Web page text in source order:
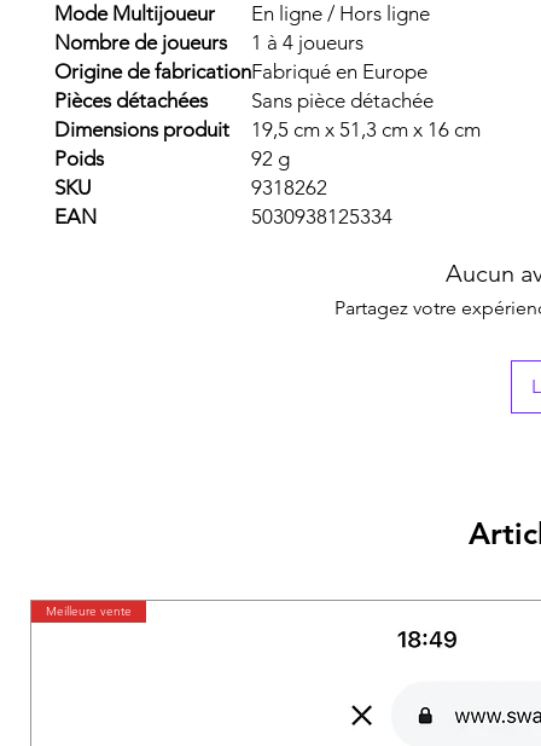
Mode Multijoueur
En ligne / Hors ligne
Nombre de joueurs
1 à 4 joueurs
Origine de fabricationFabriqué en Europe
Pièces détachées
Sans pièce détachée
Dimensions produit
19,5 cm x 51,3 cm x 16 cm
Poids
92 g
SKU
9318262
EAN
5030938125334
Aucun
Partagez votre
Meilleure vente